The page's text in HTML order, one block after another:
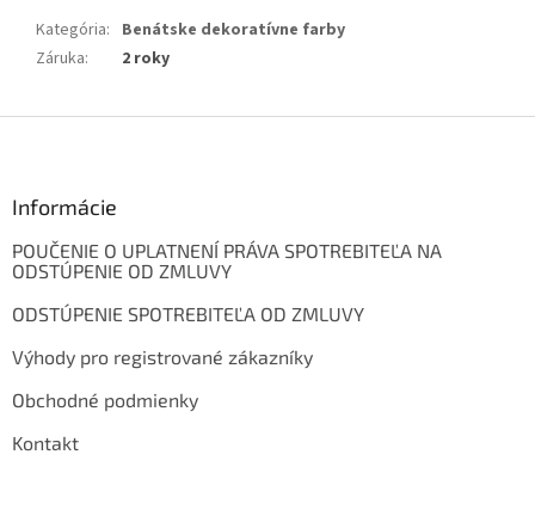
Kategória: Benátske dekoratívne farby
Záruka: 2 roky
Informácie
POUČENIE O UPLATNENÍ PRÁVA SPOTREBITEĽA NA
ODSTÚPENIE OD ZMLUVY
ODSTÚPENIE SPOTREBITEĽA OD ZMLUVY
Výhody pro registrované zákazníky
Obchodné podmienky
Kontakt